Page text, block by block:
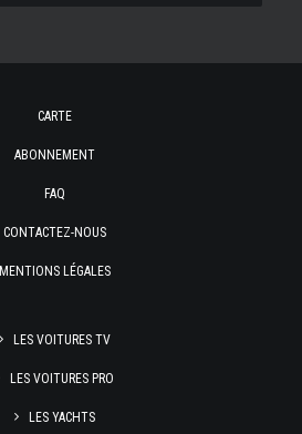
CARTE
ABONNEMENT
FAQ
CONTACTEZ-NOUS
MENTIONS LÉGALES
LES VOITURES TV
LES VOITURES PRO
LES YACHTS